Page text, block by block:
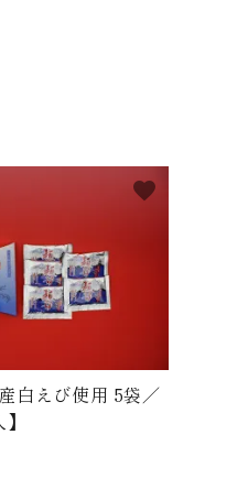
白えび使用 5袋／
favorite